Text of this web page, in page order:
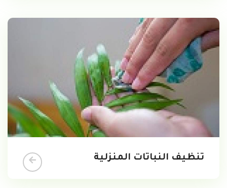
تنظيف النباتات المنزلية